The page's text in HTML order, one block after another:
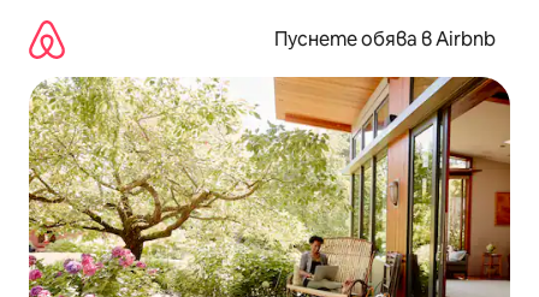
съдържанието
Пуснете обява в Airbnb